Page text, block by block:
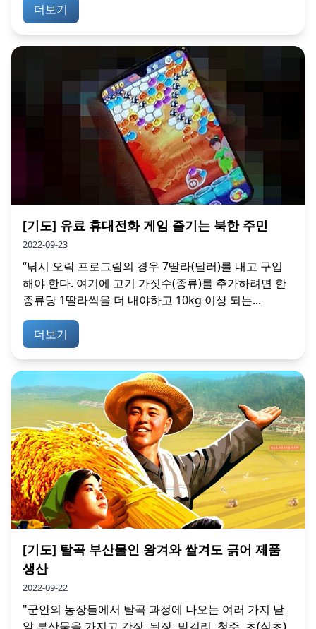
더보기
[기도] 유료 휴대전화 게임 즐기는 북한 주민
2022-09-23
“낚시 오락 프로그람의 경우 7딸라(달러)를 내고 구입
해야 한다. 여기에 고기 가짓수(종류)를 추가하려면 한
종류당 1딸라씩을 더 내야하고 10kg 이상 되는...
더보기
[기도] 탈곡 부산물인 왕겨와 쌀겨도 긁어 제품
생산
2022-09-22
"군안의 농장들에서 탈곡 과정에 나오는 여러 가지 낟